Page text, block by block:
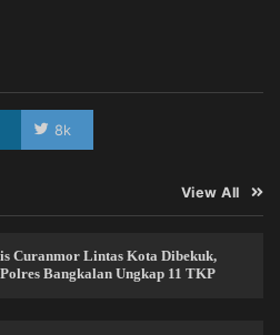
8k
View All
Curanmor Lintas Kota Dibekuk,
Bangkalan Ungkap 11 TKP